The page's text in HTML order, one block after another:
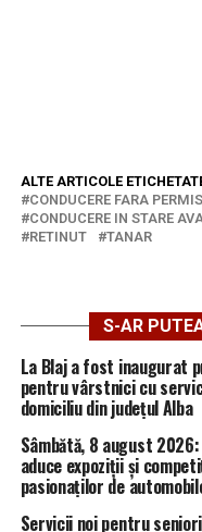
ALTE ARTICOLE
CONDUCERE FARA PERMIS
CONDUCERE IN STARE
RETINUT
TANAR
S-AR
La Blaj a fost inaugurat
pentru vârstnici cu
domiciliu din județul Alba
Sâmbătă, 8 august 2026:
aduce expoziții și
pasionaților de
Servicii noi pentru